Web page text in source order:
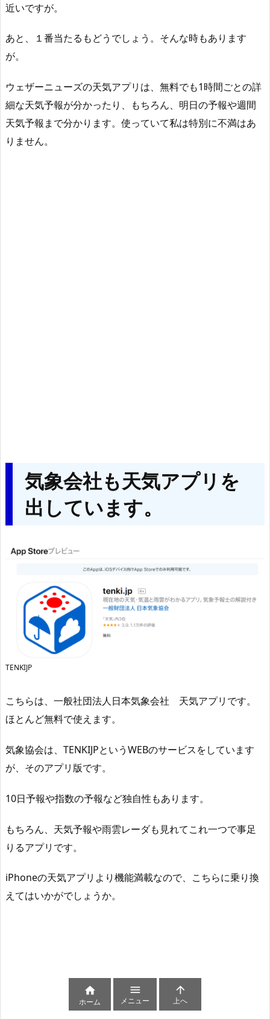
近いですが。
あと、１番当たるもどうでしょう。そんな時もあります
が。
ウェザーニューズの天気アプリは、無料でも1時間ごとの詳
細な天気予報が分かったり、もちろん、明日の予報や週間
天気予報まで分かります。使っていて私は特別に不満はあ
りません。
気象会社も天気アプリを
出しています。
TENKIJP
こちらは、一般社団法人日本気象会社 天気アプリです。
ほとんど無料で使えます。
気象協会は、TENKIJPというWEBのサービスをしています
が、そのアプリ版です。
10日予報や指数の予報など独自性もあります。
もちろん、天気予報や雨雲レーダも見れてこれ一つで事足
りるアプリです。
iPhoneの天気アプリより機能満載なので、こちらに乗り換
えてはいかがでしょうか。

ホーム

メニュー

上へ